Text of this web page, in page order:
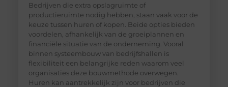
Bedrijven die extra opslagruimte of
productieruimte nodig hebben, staan vaak voor de
keuze tussen huren of kopen. Beide opties bieden
voordelen, afhankelijk van de groeiplannen en
financiële situatie van de onderneming. Vooral
binnen systeembouw van bedrijfshallen is
flexibiliteit een belangrijke reden waarom veel
organisaties deze bouwmethode overwegen.
Huren kan aantrekkelijk zijn voor bedrijven die